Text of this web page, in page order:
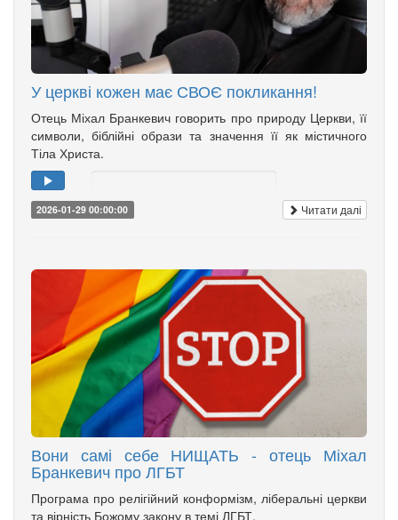
У церкві кожен має СВОЄ покликання!
Отець Міхал Бранкевич говорить про природу Церкви, її
символи, біблійні образи та значення її як містичного
Тіла Христа.
2026-01-29 00:00:00 Читати далі
Вони самі себе НИЩАТЬ - отець Міхал
Бранкевич про ЛГБТ
Програма про релігійний конформізм, ліберальні церкви
та вірність Божому закону в темі ЛГБТ.